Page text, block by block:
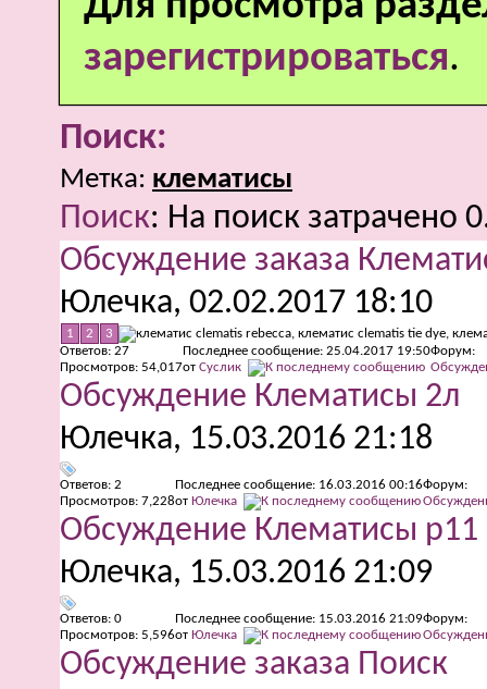
зарегистрироваться.
Поиск:
Метка: клематисы
Поиск: На поиск затрачено
Обсуждение заказа
Юлечка, 02.02.2017 18:10
1 2
3
Ответов: 27
Просмотров: 54,017
Последнее сообщение: 25.04.2017 19:50
от Суслик
Форум:
Обсуждение Клематисы 2л
Юлечка, 15.03.2016 21:18
Ответов: 2
Просмотров: 7,228
Последнее сообщение: 16.03.2016 00:16
от Юлечка
Форум:
Обсуждение Клематисы р11
Юлечка, 15.03.2016 21:09
Ответов: 0
Просмотров: 5,596
Последнее сообщение: 15.03.2016 21:09
от Юлечка
Форум:
Обсуждение заказа Поиск